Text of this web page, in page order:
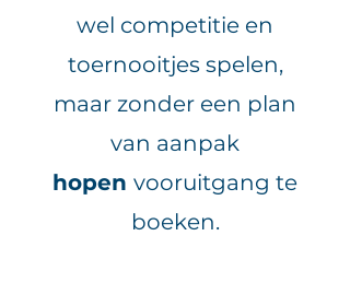
wel competitie en
toernooitjes spelen,
maar zonder een plan
van aanpak
hopen vooruitgang te
boeken.